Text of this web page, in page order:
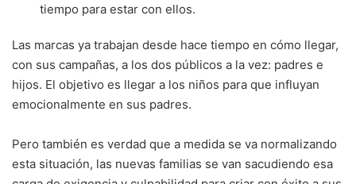
tiempo para estar con ellos.
Las marcas ya trabajan desde hace tiempo en cómo llegar,
con sus campañas, a los dos públicos a la vez: padres e
hijos. El objetivo es llegar a los niños para que influyan
emocionalmente en sus padres.
Pero también es verdad que a medida se va normalizando
esta situación, las nuevas familias se van sacudiendo esa